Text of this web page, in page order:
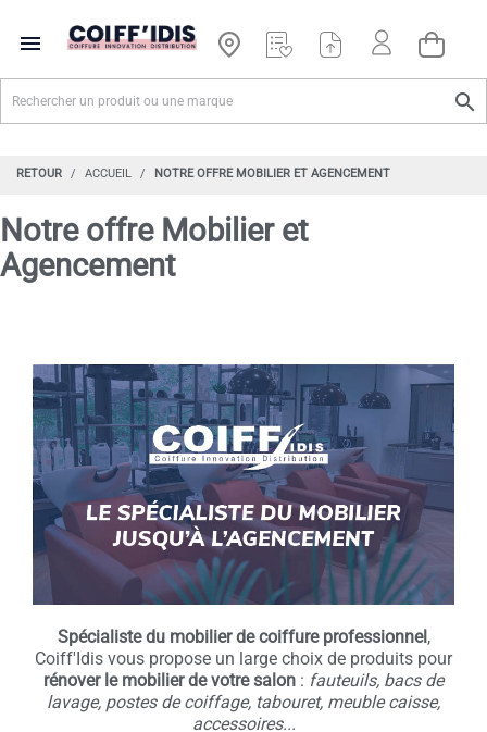


RETOUR ACCUEIL NOTRE OFFRE MOBILIER ET AGENCEMENT
Notre offre Mobilier et
Agencement
Spécialiste du mobilier de coiffure professionnel,
Coiff'Idis vous propose un large choix de produits pour
rénover le mobilier de votre salon : fauteuils, bacs de
lavage, postes de coiffage, tabouret, meuble caisse,
accessoires...